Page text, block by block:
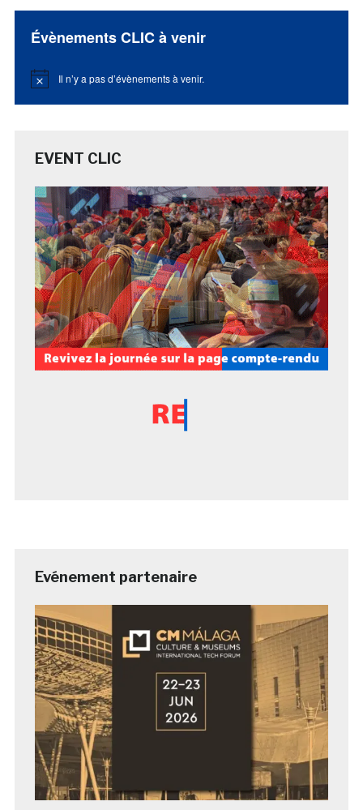
Évènements CLIC à venir
Notice Il n’y a pas d’évènements à venir.
EVENT CLIC
Evénement partenaire